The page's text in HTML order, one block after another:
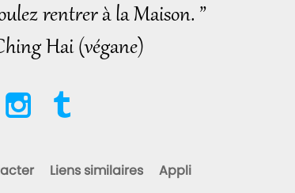
rentrer à la Maison. ”
Hai (végane)
Liens similaires Appli